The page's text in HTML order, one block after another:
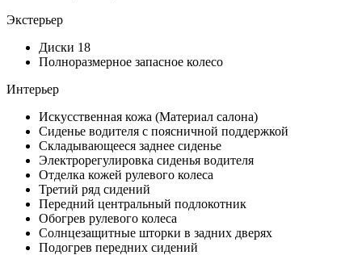
Экстерьер
Диски 18
Полноразмерное запасное колесо
Интерьер
Искусственная кожа (Материал салона)
Сиденье водителя с поясничной поддержкой
Складывающееся заднее сиденье
Электрорегулировка сиденья водителя
Отделка кожей рулевого колеса
Третий ряд сидений
Передний центральный подлокотник
Обогрев рулевого колеса
Солнцезащитные шторки в задних дверях
Подогрев передних сидений